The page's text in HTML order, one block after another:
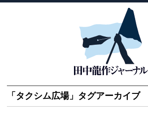
「 タクシム広場」タグアーカイブ